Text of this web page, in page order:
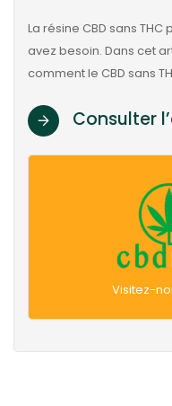
La résine CBD sans
avez besoin. Dans cet
comment le CBD sans
Consulter
Visitez-